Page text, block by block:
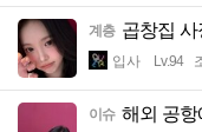
계층 곱창집
입사 Lv.94
이슈 해외 공항